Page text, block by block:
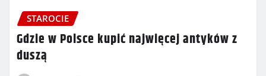
STAROCIE
Gdzie w Polsce kupić najwięcej antyków z
duszą